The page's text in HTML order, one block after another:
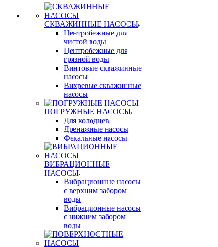
СКВАЖИННЫЕ НАСОСЫ
Центробежные для
чистой воды
Центробежные для
грязной воды
Винтовые скважинные
насосы
Вихревые скважинные
насосы
ПОГРУЖНЫЕ НАСОСЫ
Для колодцев
Дренажные насосы
Фекальные насосы
ВИБРАЦИОННЫЕ
НАСОСЫ
Вибрационные насосы
с верхним забором
воды
Вибрационные насосы
с нижним забором
воды